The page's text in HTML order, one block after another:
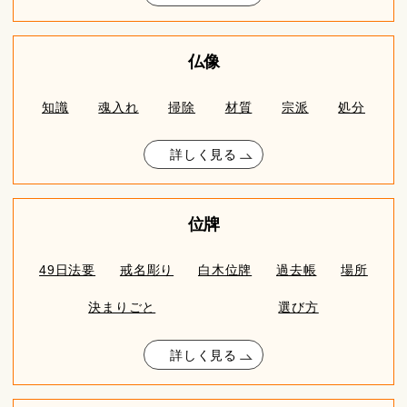
仏像
知識 魂入れ 掃除 材質 宗派 処分
詳しく見る
位牌
49日法要 戒名彫り 白木位牌 過去帳 場所
決まりごと 選び方
詳しく見る